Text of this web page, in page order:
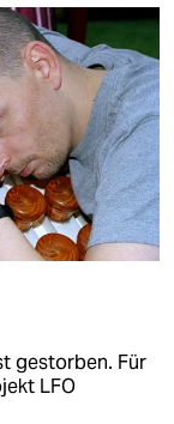
gestorben. Für
LFO